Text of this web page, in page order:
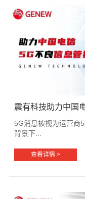
震有科技助力中国
5G消息被视为运营商
背景下...
查看详情 >